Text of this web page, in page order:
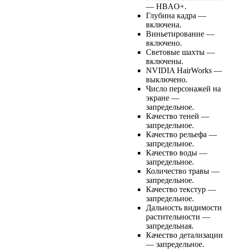
— HBAO+.
Глубина кадра —
включена.
Виньетирование —
включено.
Световые шахты —
включены.
NVIDIA HairWorks —
выключено.
Число персонажей на
экране —
запредельное.
Качество теней —
запредельное.
Качество рельефа —
запредельное.
Качество воды —
запредельное.
Количество травы —
запредельное.
Качество текстур —
запредельное.
Дальность видимости
растительности —
запредельная.
Качество детализации
— запредельное.